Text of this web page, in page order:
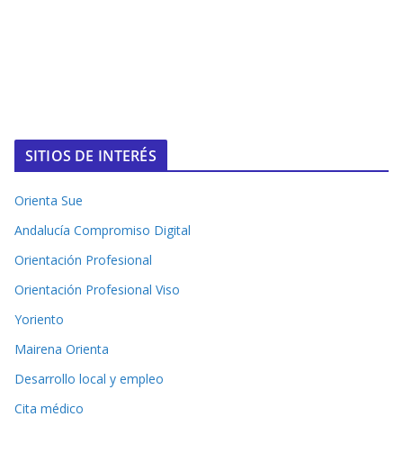
SITIOS DE INTERÉS
Orienta Sue
Andalucía Compromiso Digital
Orientación Profesional
Orientación Profesional Viso
Yoriento
Mairena Orienta
Desarrollo local y empleo
Cita médico